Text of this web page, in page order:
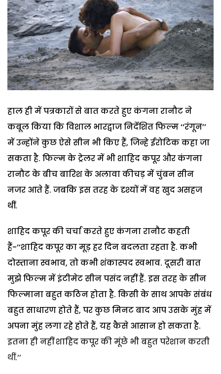
हाल ही में पत्रकारों से बात करते हुए कंगना रानौट ने
कबूल किया कि विशाल भारद्वाज निर्देशित फिल्म ‘‘रंगून’’
में उन्होंने कुछ ऐसे सीन भी किए हैं, जिन्हे ईरोटिक कहा जा
सकता है. फिल्म के ट्रेलर में भी शाहिद कपूर और कंगना
रानौट के बीच बारिश के अलावा कीचड़ में चुंबन सीन
नजर आते हैं. जबकि इस तरह के दृश्यों में वह खुद असहज
थीं.
शाहिद कपूर की चर्चा करते हुए कंगना रानौट कहती
हैं-‘‘शाहिद कपूर का मूड़ हर दिन बदलता रहता है. कभी
दोस्ताना स्वभाव, तो कभी शंकास्पद स्वभाव. दूसरी बात
मुझे फिल्म में इंटीमेट सीन पसंद नहीं हैं. इस तरह के सीन
फिल्माना बहुत कठिन होता है. किसी के साथ आपके संबंध
बहुत साधारण होते हैं, पर कुछ मिनट बाद आप उसके मुंह में
अपना मुंह लगा रहे होते हैं, यह कैसे आसान हो सकता है.
इतना ही नहीं शाहिद कपूर की मूंछे भी बहुत परेशान करती
थीं.’’